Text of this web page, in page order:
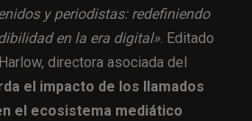
y periodistas: redefiniendo
en la era digital». Editado
directora asociada del
el impacto de los llamados
el ecosistema mediático